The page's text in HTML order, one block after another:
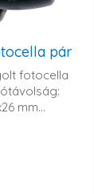
pár
fotocella
mm...